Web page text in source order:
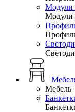
Модули
Модули
Мебель